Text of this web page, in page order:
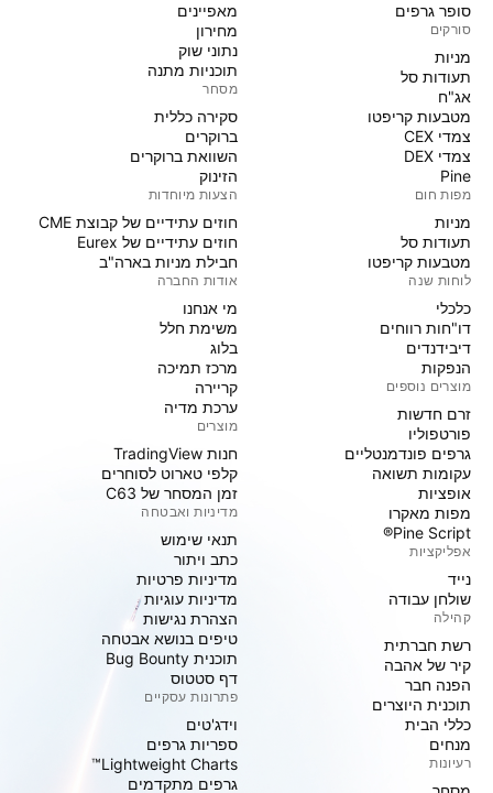
סופר גרפים
סורקים
מניות‏
תעודות סל
אג"ח
מטבעות קריפטו
צמדי CEX
צמדי DEX
Pine
מפות חום
מניות‏
תעודות סל
מטבעות קריפטו
לוחות שנה
כלכלי
דו"חות רווחים
דיבידנדים
הנפקות
מוצרים נוספים
זרם חדשות
פורטפוליו
גרפים פונדמנטליים
עקומות תשואה
אופציות
מפות מאקרו
Pine Script®
אפליקציות
נייד
שולחן עבודה
קהילה
רשת חברתית
קיר של אהבה
הפנה חבר
תוכנית היוצרים
כללי הבית
מנחים
רעיונות
מאפיינים
מחירון
נתוני שוק
תוכניות מתנה
מסחר
סקירה כללית
ברוקרים
השוואת ברוקרים
הזינוק
הצעות מיוחדות
חוזים עתידיים של קבוצת CME
חוזים עתידיים של Eurex
חבילת מניות בארה"ב
אודות החברה
מי אנחנו
משימת חלל
בלוג
מרכז תמיכה
קריירה
ערכת מדיה
מוצרים
חנות TradingView
קלפי טארוט לסוחרים
זמן המסחר של C63
מדיניות ואבטחה
תנאי שימוש
כתב ויתור
מדיניות פרטיות
מדיניות עוגיות
הצהרת נגישות
טיפים בנושא אבטחה
תוכנית Bug Bounty
דף סטטוס
פתרונות עסקיים
וידג'טים
ספריות גרפים
Lightweight Charts™
גרפים מתקדמים